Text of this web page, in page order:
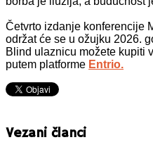
Četvrto izdanje konferencije
održat će se u ožujku 2026.
Blind ulaznicu možete kupiti
putem platforme Entrio.
Vezani članci